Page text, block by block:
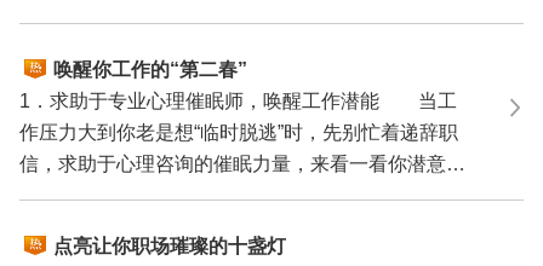
能迫使有些...
唤醒你工作的“第二春”
1．求助于专业心理催眠师，唤醒工作潜能 当工
作压力大到你老是想“临时脱逃”时，先别忙着递辞职
信，求助于心理咨询的催眠力量，来看一看你潜意识
中，对这...
点亮让你职场璀璨的十盏灯